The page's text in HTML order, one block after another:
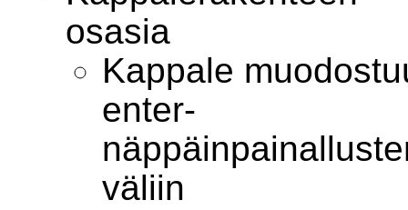
osasia
Kappale
enter-
väliin